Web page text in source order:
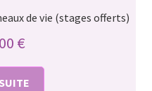
de vie (stages offerts)
€